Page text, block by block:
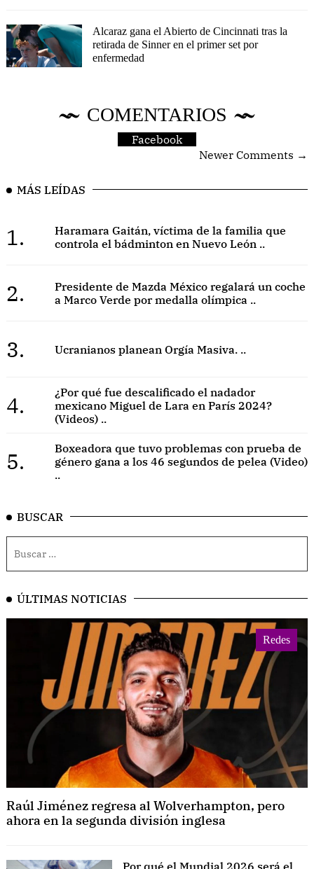
Alcaraz gana el Abierto de Cincinnati tras la
retirada de Sinner en el primer set por
enfermedad
COMENTARIOS
Facebook
Newer Comments →
MÁS LEÍDAS
1.
Haramara Gaitán, víctima de la familia que
controla el bádminton en Nuevo León ..
2.
Presidente de Mazda México regalará un coche
a Marco Verde por medalla olímpica ..
3. Ucranianos planean Orgía Masiva. ..
4.
¿Por qué fue descalificado el nadador
mexicano Miguel de Lara en París 2024?
(Videos) ..
5.
Boxeadora que tuvo problemas con prueba de
género gana a los 46 segundos de pelea (Video)
..
BUSCAR
ÚLTIMAS NOTICIAS
Redes
Raúl Jiménez regresa al Wolverhampton, pero
ahora en la segunda división inglesa
Por qué el Mundial 2026 será el